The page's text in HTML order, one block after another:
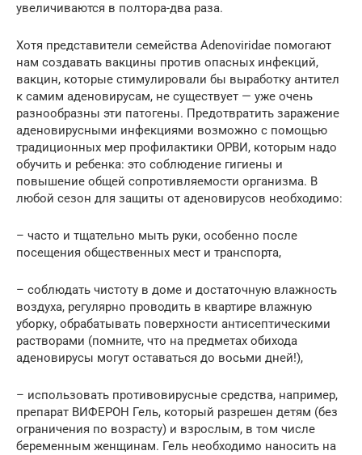
увеличиваются в полтора-два раза.
Хотя представители семейства Adenoviridae помогают
нам создавать вакцины против опасных инфекций,
вакцин, которые стимулировали бы выработку антител
к самим аденовирусам, не существует — уже очень
разнообразны эти патогены. Предотвратить заражение
аденовирусными инфекциями возможно с помощью
традиционных мер профилактики ОРВИ, которым надо
обучить и ребенка: это соблюдение гигиены и
повышение общей сопротивляемости организма. В
любой сезон для защиты от аденовирусов необходимо:
– часто и тщательно мыть руки, особенно после
посещения общественных мест и транспорта,
– соблюдать чистоту в доме и достаточную влажность
воздуха, регулярно проводить в квартире влажную
уборку, обрабатывать поверхности антисептическими
растворами (помните, что на предметах обихода
аденовирусы могут оставаться до восьми дней!),
– использовать противовирусные средства, например,
препарат ВИФЕРОН Гель, который разрешен детям (без
ограничения по возрасту) и взрослым, в том числе
беременным женщинам. Гель необходимо наносить на